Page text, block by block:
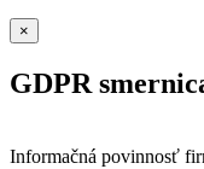
×
GDPR
Informačná povinnosť